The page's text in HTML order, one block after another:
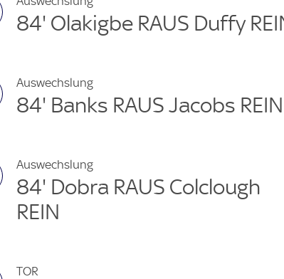
84' Olakigbe RAUS Duffy
Auswechslung
84' Banks RAUS Jacobs REIN
Auswechslung
84' Dobra RAUS Colclough
REIN
TOR